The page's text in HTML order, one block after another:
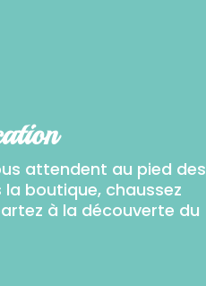
attendent au pied des
la boutique, chaussez
à la découverte du